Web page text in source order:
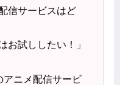
信サービスはど
お試ししたい！」
アニメ配信サービ